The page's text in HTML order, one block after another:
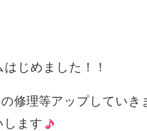
じめました！！
修理等アップしてい
します